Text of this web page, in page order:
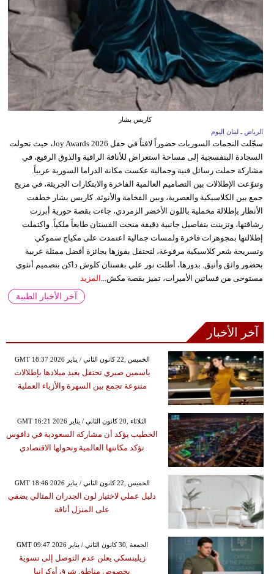
كاريس بشار
الرياض ـ لبنان اليوم
سجّلت النجمات السوريات حضوراً لافتاً في حفل Joy Awards 2026، حيث تحولت
السجادة البنفسجية إلى مساحة استعراض للأناقة الراقية والذوق الرفيع، في
مشاركة حملت رسائل فنية وجمالية عكست مكانة الدراما السورية عربياً.
وتنوّعت الإطلالات بين التصاميم العالمية الفاخرة والابتكارات الجريئة، في مزيج
جمع بين الكلاسيكية والعصرية، وبين الفخامة والأنوثة. كاريس بشار خطفت
الأنظار بإطلالة مخملية باللون الأخضر الزمردي، جاءت بقصة حورية أبرزت
رشاقتها، وتزينت بتفاصيل جانبية دقيقة منحت الفستان طابعاً ملكياً. واكتملت
إطلالتها بمجوهرات فاخرة ولمسات جمالية اعتمدت على مكياج سموكي
وتسريحة شعر كلاسيكية مرفوعة، لتحتفل بفوزها بجائزة أفضل ممثلة عربية
بحضور واثق وأنيق. بدورها، أطلت نور علي بفستان كلوش داكن بتصميم أنثوي
مستوحى من فساتين الأميرات، تميز بقصة مكش... المزيد
آخر الأخبار الطبية
آخر الأخبار
GMT 18:37 2026 الخميس ,22 كانون الثاني / يناير
ياسمين صبري تحتفل بعيد ميلادها بإطلالات
متنوعة تجمع بين السهرة والأزياء العملية
GMT 16:21 2026 الثلاثاء ,20 كانون الثاني / يناير
الخطيب يؤكد أن مشاركة السعودية في دافوس
تؤكد مكانتها العالمية وتحولها الاقتصادي
GMT 18:46 2026 الخميس ,22 كانون الثاني / يناير
دليل عملي لاختيار لون الجدران المثالي يضفي
على المنزل أناقة
GMT 09:47 2026 الجمعة ,30 كانون الثاني / يناير
زيلينسكي يعلن عدم التوصل إلى تسوية
بخصوص مناطق شرق أوكرانيا